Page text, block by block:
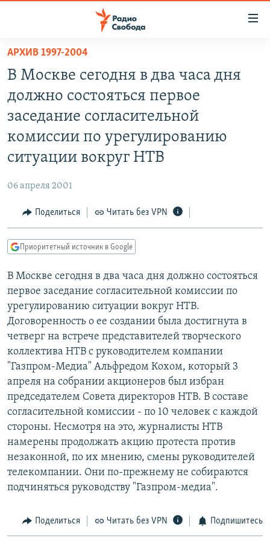
упрощенного
доступа
основному
содержанию
главной
навигации
Вернутся
поиску
МНЕНИЯ
IDEL.РЕАЛИИ
КАВКАЗ.РЕАЛИИ
СЕВЕР.РЕАЛИИ
РАСПИСАНИЕ ВЕЩАНИЯ
ПОДПИШИТЕСЬ НА РАССЫЛКУ
СОЦИАЛЬНЫЕ СЕТИ
Все сайты РСЕ/РС
АРХИВ 1997-2004
В Москве сегодня в два часа дня
должно состояться первое
заседание согласительной
комиссии по урегулированию
ситуации вокруг НТВ
06 апреля 2001
Поделиться Читать без VPN
Приоритетный источник в Google
В Москве сегодня в два часа дня должно состояться
первое заседание согласительной комиссии по
урегулированию ситуации вокруг НТВ.
Договоренность о ее создании была достигнута в
четверг на встрече представителей творческого
коллектива НТВ с руководителем компании
"Газпром-Медиа" Альфредом Кохом, который 3
апреля на собрании акционеров был избран
председателем Совета директоров НТВ. В составе
согласительной комиссии - по 10 человек с каждой
стороны. Несмотря на это, журналисты НТВ
намерены продолжать акцию протеста против
незаконной, по их мнению, смены руководителей
телекомпании. Они по-прежнему не собираются
подчиняться руководству "Газпром-медиа".
Поделиться Читать без VPN Подпишитесь